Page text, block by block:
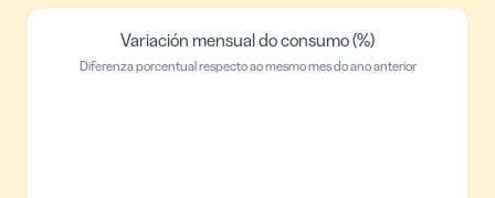
Variación mensual do consumo (%)
Diferenza porcentual respecto ao mesmo mes do ano anterior